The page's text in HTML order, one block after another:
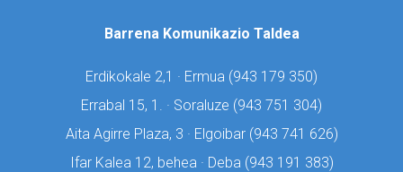
Barrena Komunikazio Taldea
Erdikokale 2,1 · Ermua (943 179 350)
Errabal 15, 1. · Soraluze (943 751 304)
Aita Agirre Plaza, 3 · Elgoibar (943 741 626)
Ifar Kalea 12, behea · Deba (943 191 383)